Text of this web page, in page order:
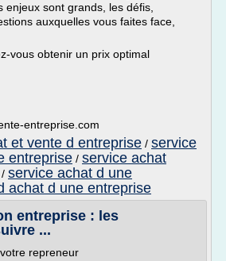
enjeux sont grands, les défis,
auxquelles vous faites face,
vous obtenir un prix optimal
entreprise.com
et vente d entreprise / service
entreprise / service achat
/ service achat d une
achat d une entreprise
entreprise : les
...
repreneur